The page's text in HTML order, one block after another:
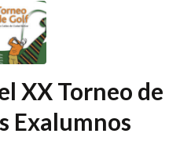
XX Torneo de
Exalumnos